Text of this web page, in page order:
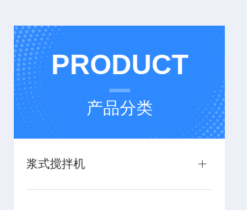
PRODUCT
产品分类
浆式搅拌机